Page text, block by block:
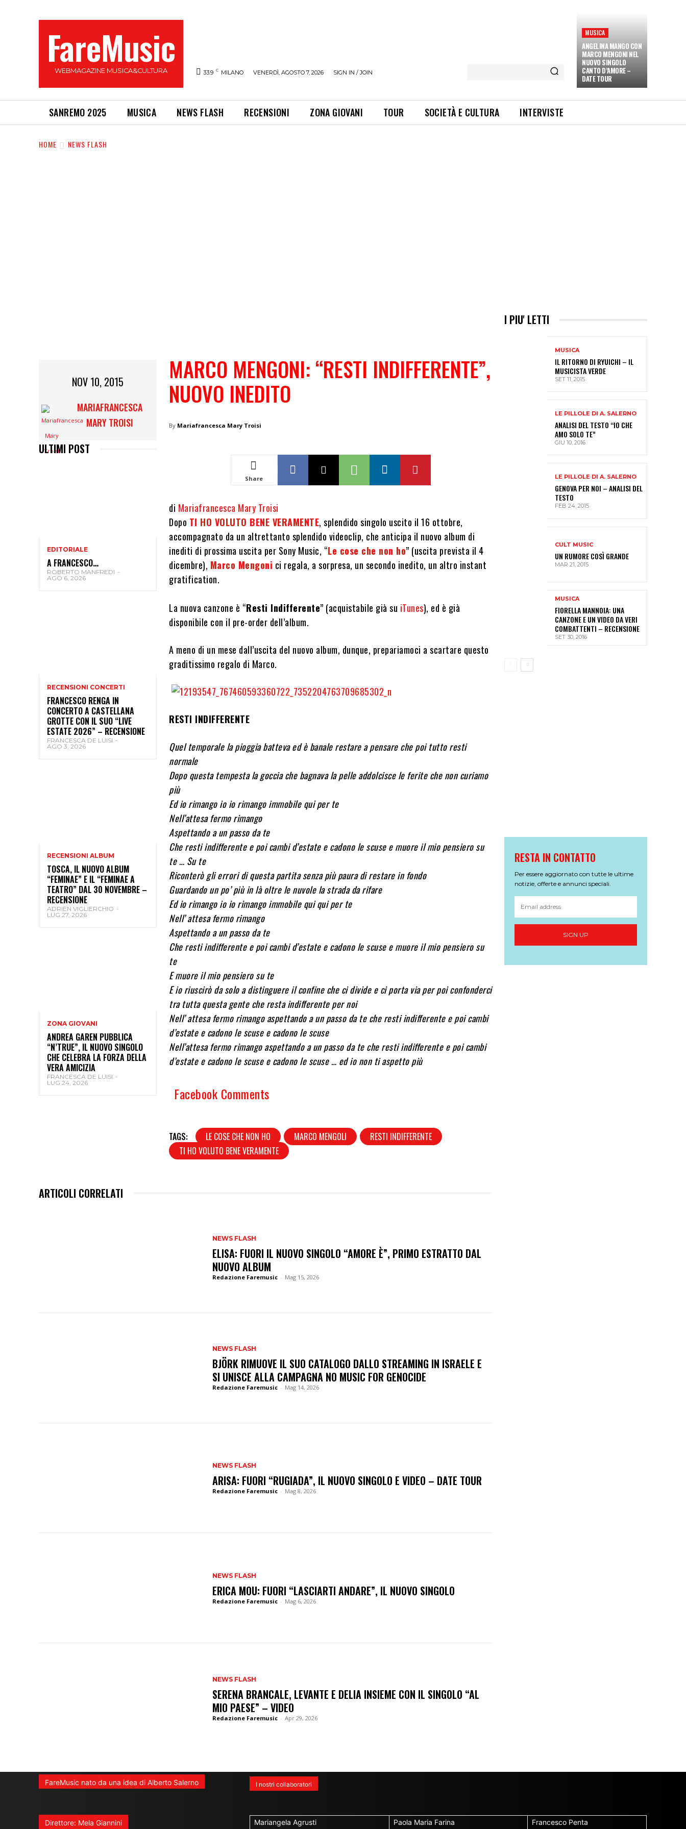
FareMusic
WEBMAGAZINE MUSICA&CULTURA 33.9 C MILANO VENERDÌ, AGOSTO 7, 2026 SIGN IN / JOIN
MUSICA
ANGELINA MANGO CON
MARCO MENGONI NEL
NUOVO SINGOLO
CANTO D’AMORE –
DATE TOUR
SANREMO 2025 MUSICA NEWS FLASH RECENSIONI ZONA GIOVANI TOUR SOCIETÀ E CULTURA INTERVISTE
HOME NEWS FLASH
NOV 10, 2015
MARIAFRANCESCA
MARY TROISI
ULTIMI POST
EDITORIALE
A FRANCESCO…
ROBERTO MANFREDI -
AGO 6, 2026
RECENSIONI CONCERTI
FRANCESCO RENGA IN
CONCERTO A CASTELLANA
GROTTE CON IL SUO “LIVE
ESTATE 2026” – RECENSIONE
FRANCESCA DE LUISI -
AGO 3, 2026
RECENSIONI ALBUM
TOSCA, IL NUOVO ALBUM
“FEMINAE” E IL “FEMINAE A
TEATRO” DAL 30 NOVEMBRE –
RECENSIONE
ADRIEN VIGLIERCHIO -
LUG 27, 2026
ZONA GIOVANI
ANDREA GAREN PUBBLICA
“N’TRUE”, IL NUOVO SINGOLO
CHE CELEBRA LA FORZA DELLA
VERA AMICIZIA
FRANCESCA DE LUISI -
LUG 24, 2026
MARCO MENGONI: “RESTI INDIFFERENTE”,
NUOVO INEDITO
By Mariafrancesca Mary Troisi
Share
di Mariafrancesca Mary Troisi
Dopo TI HO VOLUTO BENE VERAMENTE, splendido singolo uscito il 16 ottobre,
accompagnato da un altrettanto splendido videoclip, che anticipa il nuovo album di
inediti di prossima uscita per Sony Music, “Le cose che non ho” (uscita prevista il 4
dicembre), Marco Mengoni ci regala, a sorpresa, un secondo inedito, un altro instant
gratification.
La nuova canzone è “Resti Indifferente” (acquistabile già su iTunes), ed è già
disponibile con il pre-order dell’album.
A meno di un mese dall’uscita del nuovo album, dunque, prepariamoci a scartare questo
graditissimo regalo di Marco.
RESTI INDIFFERENTE
Quel temporale la pioggia batteva ed è banale restare a pensare che poi tutto resti
normale
Dopo questa tempesta la goccia che bagnava la pelle addolcisce le ferite che non curiamo
più
Ed io rimango io io rimango immobile qui per te
Nell’attesa fermo rimango
Aspettando a un passo da te
Che resti indifferente e poi cambi d’estate e cadono le scuse e muore il mio pensiero su
te … Su te
Riconterò gli errori di questa partita senza più paura di restare in fondo
Guardando un po’ più in là oltre le nuvole la strada da rifare
Ed io rimango io io rimango immobile qui qui per te
Nell’ attesa fermo rimango
Aspettando a un passo da te
Che resti indifferente e poi cambi d’estate e cadono le scuse e muore il mio pensiero su
te
E muore il mio pensiero su te
E io riuscirò da solo a distinguere il confine che ci divide e ci porta via per poi confonderci
tra tutta questa gente che resta indifferente per noi
Nell’ attesa fermo rimango aspettando a un passo da te che resti indifferente e poi cambi
d’estate e cadono le scuse e cadono le scuse
Nell’attesa fermo rimango aspettando a un passo da te che resti indifferente e poi cambi
d’estate e cadono le scuse e cadono le scuse … ed io non ti aspetto più
Facebook Comments
TAGS: LE COSE CHE NON HO MARCO MENGOLI
RESTI INDIFFERENTE
TI HO VOLUTO BENE VERAMENTE
ARTICOLI CORRELATI
NEWS FLASH
ELISA: FUORI IL NUOVO SINGOLO “AMORE È”, PRIMO ESTRATTO DAL
NUOVO ALBUM
Redazione Faremusic - Mag 15, 2026
NEWS FLASH
BJÖRK RIMUOVE IL SUO CATALOGO DALLO STREAMING IN ISRAELE E
SI UNISCE ALLA CAMPAGNA NO MUSIC FOR GENOCIDE
Redazione Faremusic - Mag 14, 2026
NEWS FLASH
ARISA: FUORI “RUGIADA”, IL NUOVO SINGOLO E VIDEO – DATE TOUR
Redazione Faremusic - Mag 8, 2026
NEWS FLASH
ERICA MOU: FUORI “LASCIARTI ANDARE”, IL NUOVO SINGOLO
Redazione Faremusic - Mag 6, 2026
NEWS FLASH
SERENA BRANCALE, LEVANTE E DELIA INSIEME CON IL SINGOLO “AL
MIO PAESE” – VIDEO
Redazione Faremusic - Apr 29, 2026
I PIU' LETTI
MUSICA
IL RITORNO DI RYUICHI – IL
MUSICISTA VERDE
SET 11, 2015
LE PILLOLE DI A. SALERNO
ANALISI DEL TESTO “IO CHE
AMO SOLO TE”
GIU 10, 2016
LE PILLOLE DI A. SALERNO
GENOVA PER NOI – ANALISI DEL
TESTO
FEB 24, 2015
CULT MUSIC
UN RUMORE COSÌ GRANDE
MAR 21, 2015
MUSICA
FIORELLA MANNOIA: UNA
CANZONE E UN VIDEO DA VERI
COMBATTENTI – RECENSIONE
SET 30, 2016
RESTA IN CONTATTO
Per essere aggiornato con tutte le ultime
notizie, offerte e annunci speciali.
SIGN UP
FareMusic nato da una idea di Alberto Salerno
Direttore: Mela Giannini
I nostri collaboratori
Mariangela Agrusti
Paola Maria Farina
Francesco Penta